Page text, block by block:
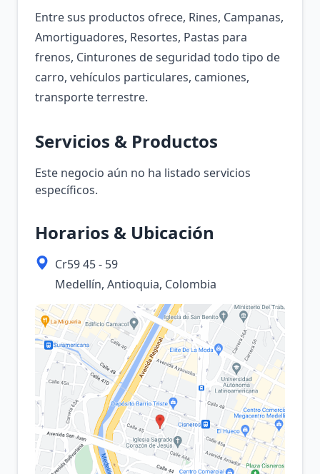
Entre sus productos ofrece, Rines, Campanas,
Amortiguadores, Resortes, Pastas para
frenos, Cinturones de seguridad todo tipo de
carro, vehículos particulares, camiones,
transporte terrestre.
Servicios & Productos
Este negocio aún no ha listado servicios
específicos.
Horarios & Ubicación
Cr59 45 - 59
Medellín, Antioquia, Colombia